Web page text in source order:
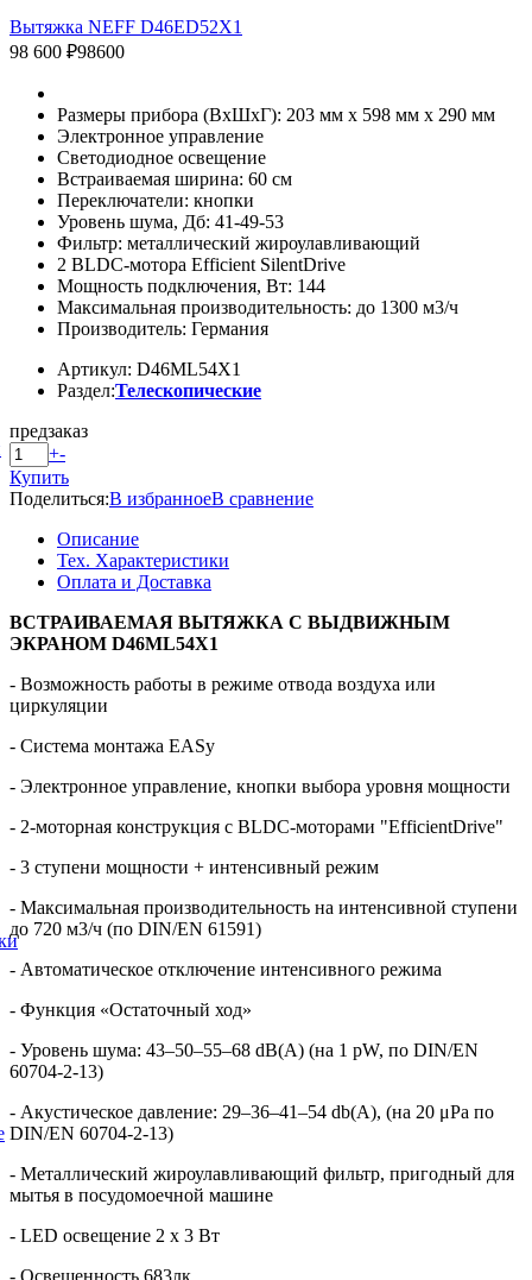
Вытяжка NEFF D46ED52X1
98 600 ₽98600
Размеры прибора (ВxШxГ): 203 мм х 598 мм х 290 мм
Электронное управление
Светодиодное освещение
Встраиваемая ширина: 60 см
Переключатели: кнопки
Уровень шума, Дб: 41-49-53
Фильтр: металлический жироулавливающий
2 BLDC-мотора Efficient SilentDrive
Мощность подключения, Вт: 144
Максимальная производительность: до 1300 м3/ч
Производитель: Германия
Артикул: D46ML54X1
Раздел:Телескопические
предзаказ
+-
Купить
Поделиться:В избранноеВ сравнение
Описание
Тех. Характеристики
Оплата и Доставка
ВСТРАИВАЕМАЯ ВЫТЯЖКА С ВЫДВИЖНЫМ
ЭКРАНОМ D46ML54X1
- Возможность работы в режиме отвода воздуха или
циркуляции
- Система монтажа EASy
- Электронное управление, кнопки выбора уровня мощности
- 2-моторная конструкция с BLDC-моторами "EfficientDrive"
- 3 ступени мощности + интенсивный режим
- Максимальная производительность на интенсивной ступени
до 720 м3/ч (по DIN/EN 61591)
- Автоматическое отключение интенсивного режима
- Функция «Остаточный ход»
- Уровень шума: 43–50–55–68 dB(A) (на 1 pW, по DIN/EN
60704-2-13)
- Акустическое давление: 29–36–41–54 db(A), (на 20 μPa по
DIN/EN 60704-2-13)
- Металлический жироулавливающий фильтр, пригодный для
мытья в посудомоечной машине
- LED освещение 2 х 3 Вт